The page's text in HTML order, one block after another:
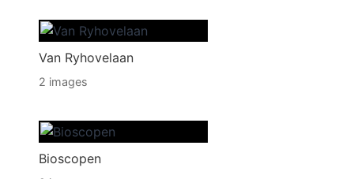
Van Ryhovelaan
2 images
Bioscopen